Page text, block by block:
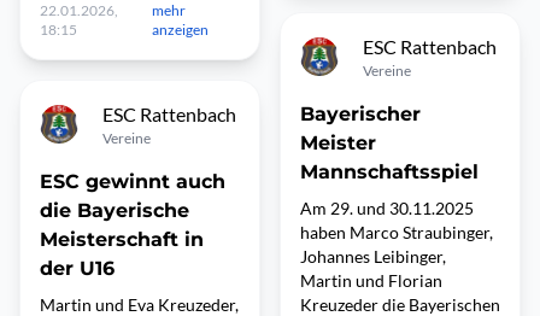
22.01.2026,
18:15
mehr
anzeigen
ESC Rattenbach
Vereine
ESC gewinnt auch
die Bayerische
Meisterschaft in
der U16
Martin und Eva Kreuzeder,
ESC Rattenbach
Vereine
Bayerischer
Meister
Mannschaftsspiel
Am 29. und 30.11.2025
haben Marco Straubinger,
Johannes Leibinger,
Martin und Florian
Kreuzeder die Bayerischen